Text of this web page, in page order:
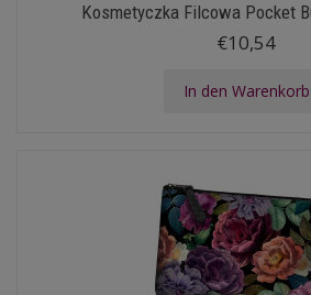
Kosmetyczka Filcowa Pocket
€10,54
In den Warenkorb